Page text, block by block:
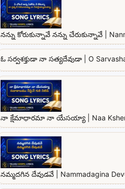
నన్ను కోరుకున్నావే నన్ను చేరుకున్నావే |
ఓ సర్వశక్తుడా నా సత్యదేవుడా | O
నా క్షేమాధారమా నా యేసయ్యా | Naa
నమ్మదగిన దేవుడవే | Nammadagina